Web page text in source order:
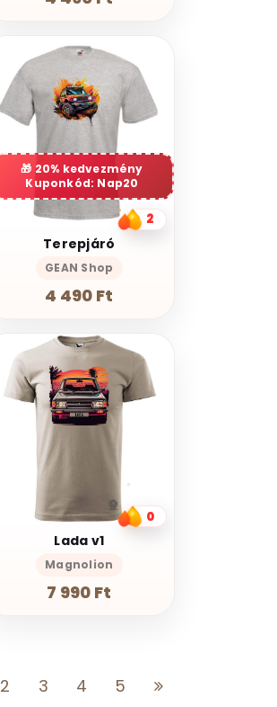
20% kedvezmény
Kuponkód: Nap20
2
Terepjáró
GEAN Shop
4 490 Ft
0
Lada v1
Magnolion
7 990 Ft
2 3 4 5